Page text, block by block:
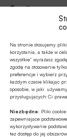
Na stronie stosujemy
korzystania, a także w
wszystkie” wyrażasz
zgodę na stosowanie
preferencje i wybierz
każdym czasie klikając
sposobie, w jaki
przysługujących Ci
Niezbędne: Pliki
zapewniające
wykorzystywanie
tez dostęp do jej
Źródło
Polecamy
Z